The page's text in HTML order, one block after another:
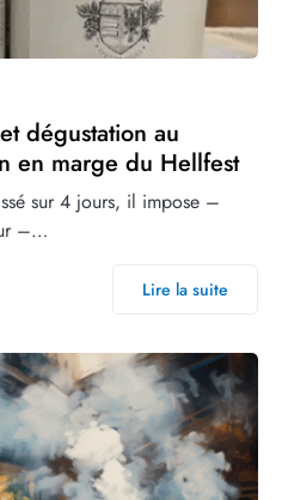
dégustation au
en marge du Hellfest
sur 4 jours, il impose –
–…
Lire la suite